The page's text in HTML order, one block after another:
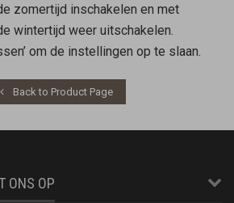
zomertijd inschakelen en met
wintertijd weer uitschakelen.
om de instellingen op te slaan.
Back to Product Page
ONS OP